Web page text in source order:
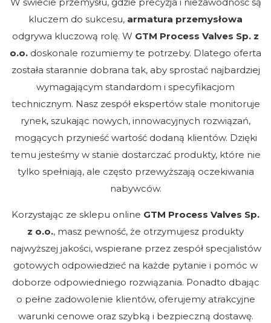
kluczem do sukcesu, armatura przemysłowa
odgrywa kluczową rolę. W GTM Process Valves Sp. z
o.o. doskonale rozumiemy te potrzeby. Dlatego oferta
została starannie dobrana tak, aby sprostać najbardziej
wymagającym standardom i specyfikacjom
technicznym. Nasz zespół ekspertów stale monitoruje
rynek, szukając nowych, innowacyjnych rozwiązań,
mogących przynieść wartość dodaną klientów. Dzięki
temu jesteśmy w stanie dostarczać produkty, które nie
tylko spełniają, ale często przewyższają oczekiwania
nabywców.
Korzystając ze sklepu online GTM Process Valves Sp.
z o.o., masz pewność, że otrzymujesz produkty
najwyższej jakości, wspierane przez zespół specjalistów
gotowych odpowiedzieć na każde pytanie i pomóc w
doborze odpowiedniego rozwiązania. Ponadto dbając
o pełne zadowolenie klientów, oferujemy atrakcyjne
warunki cenowe oraz szybką i bezpieczną dostawę.